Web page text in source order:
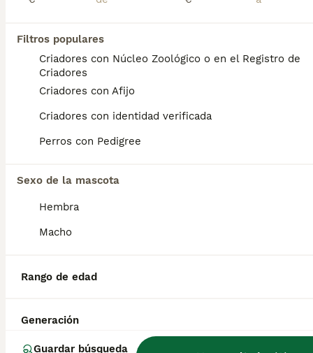
Filtros populares
Criadores con Núcleo Zoológico o en el Registro de
Criadores
Criadores con Afijo
Criadores con identidad verificada
Perros con Pedigree
Sexo de la mascota
Hembra
Macho
Rango de edad
Generación
Guardar búsqueda
Grifón Belga?
Ni tímidos ni agresivos, son muy atentos y
apegados a su compañero humano. Las tres
razas (Grifón de Bruselas, Grifón Belga y
Petit Brabançon) descienden de un perrito
llevaba siglos en la región de Bruselas.
Bruselas en España?
de familia?
¿Qué raza de perro es el